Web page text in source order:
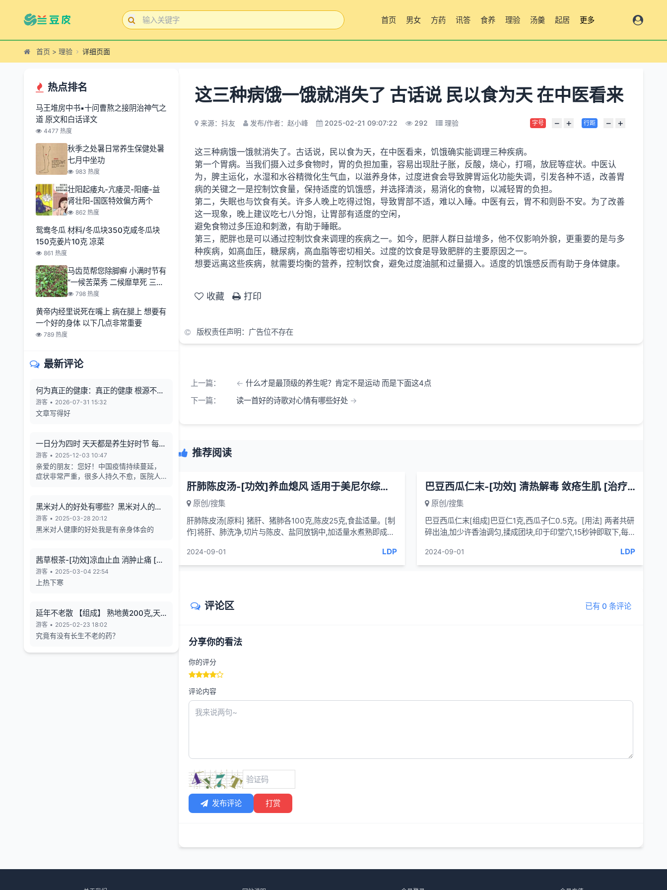
首页 男女 方药 讯答 食养 理验 汤羹 起居 更多
首页 > 理验 详细页面
热点排名
马王堆房中书▪十问曹熬之接阴治神气之
道 原文和白话译文
4477 热度
秋季之处暑日常养生保健处暑
七月中坐功
983 热度
壮阳起痿丸-亢痿灵-阳痿-益
肾壮阳-国医特效偏方两个
862 热度
鸳鸯冬瓜 材料/冬瓜块350克咸冬瓜块
150克姜片10克 凉菜
861 热度
马齿苋帮您除脚癣 小满时节有
“一候苦菜秀 二候靡草死 三候
麦秋至
798 热度
黄帝内经里说死在嘴上 病在腿上 想要有
一个好的身体 以下几点非常重要
789 热度
最新评论
何为真正的健康：真正的健康 根源不在
向外寻觅
游客 • 2026-07-31 15:32
文章写得好
一日分为四时 天天都是养生好时节 每一
天的养生也有4个最关键的时段
游客 • 2025-12-03 10:47
亲爱的朋友：您好！中国疫情持续蔓延，
症状非常严重，很多人持久不愈，医院人
气异象频发。古今中外的预言也说了这几
年人类有大灾难，如刘伯温在预言中说 "贫
者一万留一千，富者一万留二三”,“贫富若
不回心转，看看死期到眼前”, 预言中也告诉
躲过末劫中的劫难，有个美好的未来，请
您务必打开下方网址认真了解，内有躲避
瘟疫保平安的方法。网址1：
bitly.net/55dd55 网址2：
黑米对人的好处有哪些？黑米对人的长
寿有帮助
游客 • 2025-03-28 20:12
黑米对人健康的好处我是有亲身体会的
茜草根茶-[功效]凉血止血 消肿止痛 [治
疗] 小儿流行性腮腺炎-一味妙方
游客 • 2025-03-04 22:54
上热下寒
延年不老散 【组成】 熟地黄200克,天
冬180克 五味子60 克
游客 • 2025-02-23 18:02
究竟有没有长生不老的药？
这三种病饿一饿就消失了 古话说 民以食为天 在中医看来
来源：抖友 发布/作者：赵小峰 2025-02-21 09:07:22 292 理验 字号 − + 行距 − +
这三种病饿一饿就消失了。古话说，民以食为天，在中医看来，饥饿确实能调理三种疾病。
第一个胃病。当我们摄入过多食物时，胃的负担加重，容易出现肚子胀，反酸，烧心，打嗝，放屁等症状。中医认
为，脾主运化，水湿和水谷精微化生气血，以滋养身体，过度进食会导致脾胃运化功能失调，引发各种不适，改善胃
病的关键之一是控制饮食量，保持适度的饥饿感，并选择清淡，易消化的食物，以减轻胃的负担。
第二，失眠也与饮食有关。许多人晚上吃得过饱，导致胃部不适，难以入睡。中医有云，胃不和则卧不安。为了改善
这一现象，晚上建议吃七八分饱，让胃部有适度的空闲，
避免食物过多压迫和刺激，有助于睡眠。
第三，肥胖也是可以通过控制饮食来调理的疾病之一。如今，肥胖人群日益增多，他不仅影响外貌，更重要的是与多
种疾病，如高血压，糖尿病，高血脂等密切相关。过度的饮食是导致肥胖的主要原因之一。
想要远离这些疾病，就需要均衡的营养，控制饮食，避免过度油腻和过量摄入。适度的饥饿感反而有助于身体健康。
收藏 打印
版权责任声明：广告位不存在
上一篇：
什么才是最顶级的养生呢？肯定不是运动 而是下面这4点
下一篇：
读一首好的诗歌对心情有哪些好处
推荐阅读
肝肺陈皮汤-[功效]养血熄风 适用于美尼尔综合征眩晕呕吐 耳鸣耳聋
原创/搜集
肝肺陈皮汤[原料] 猪肝、猪肺各100克,陈皮25克,食盐适量。[制
作]将肝、肺洗净,切片与陈皮、盐同放锅中,加适量水煮熟即成。
2024-09-01 LDP
巴豆西瓜仁末-[功效] 清热解毒 敛疮生肌 [治疗]鹅口疮-一味妙方
原创/搜集
巴豆西瓜仁末[组成]巴豆仁1克,西瓜子仁0.5克。[用法] 两者共研
碎出油,加少许香油调匀,揉成团块,印于印堂穴,15秒钟即取下,每
2024-09-01 LDP
评论区 已有 0 条评论
分享你的看法
你的评分
评论内容
发布评论 打赏